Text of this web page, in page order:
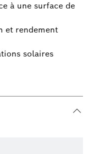
à une surface de
et rendement
solaires